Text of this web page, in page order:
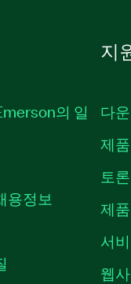
의 일
용정보
지
다
제
토
제
서
웹